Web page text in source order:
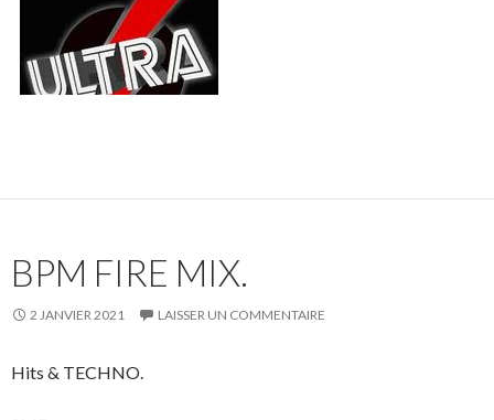
BPM FIRE MIX.
2 JANVIER 2021 LAISSER UN COMMENTAIRE
Hits & TECHNO.